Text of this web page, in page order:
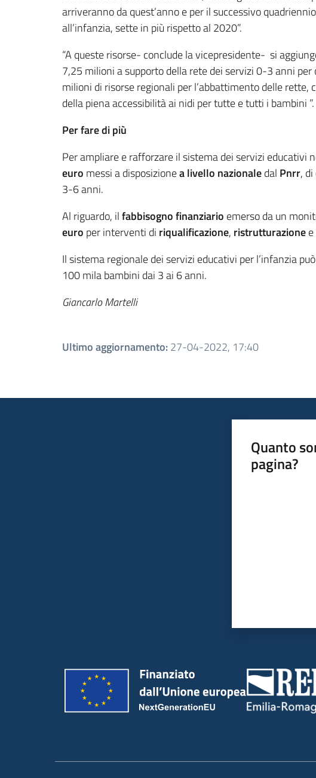
arriveranno da quest’anno e per il successivo
all’infanzia, sette in più rispetto al 2020”.
“A queste risorse- conclude la vicepresidente- si
7,25 milioni a supporto della rete dei servizi 0-3 anni
milioni di risorse regionali per l’abbattimento delle
della piena accessibilità ai nidi per tutte e tutti
Per fare di più
Per ampliare e rafforzare il sistema dei servizi educativi
euro messi a disposizionea livello nazionaledal Pnrr,
3-6 anni.
Al riguardo, ilfabbisogno finanziario emerso da un
euro per interventi di riqualificazione, ristrutturazionee
Il sistema regionale dei servizi educativi per l’infanzia
100 mila bambini dai 3 ai 6 anni.
Giancarlo Martelli
Ultimo aggiornamento:27-04-2022, 17:40
Quanto
pagina?